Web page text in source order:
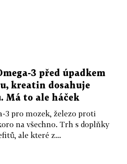
3 před úpadkem
kreatin dosahuje
Má to ale háček
3 pro mozek, železo proti
na všechno. Trh s doplňky
ale které z...